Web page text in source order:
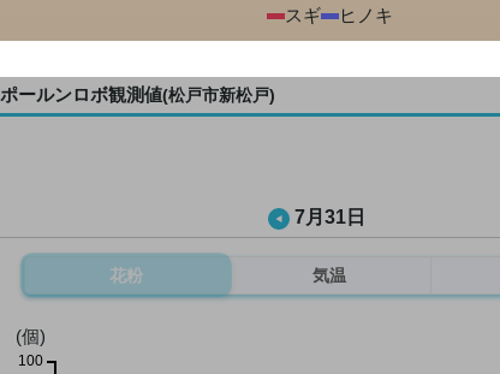
スギ
ヒノキ
ポールンロボ観測値(松戸市新松戸)
7月31日
花粉 気温
(個)
100